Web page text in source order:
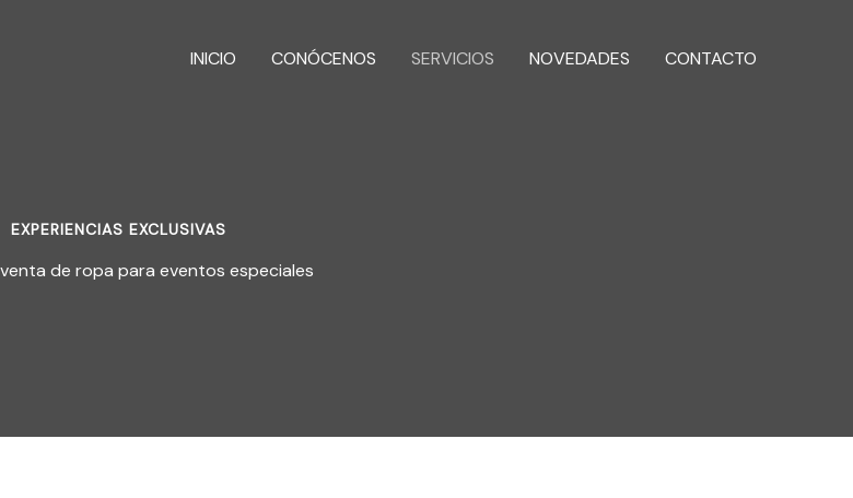
INICIO CONÓCENOS SERVICIOS NOVEDADES CONTACTO
EXPERIENCIAS EXCLUSIVAS
de ropa para eventos especiales